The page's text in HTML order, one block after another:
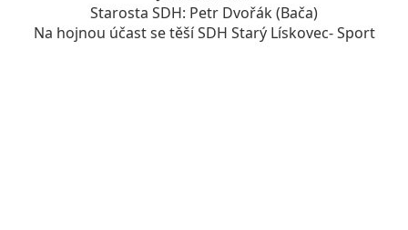
Starosta SDH: Petr Dvořák (Bača)
Na hojnou účast se těší SDH Starý Lískovec- Sport